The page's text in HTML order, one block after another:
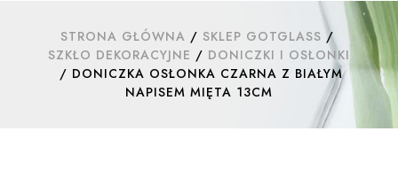
STRONA GŁÓWNA / SKLEP GOTGLASS /
SZKŁO DEKORACYJNE / DONICZKI I OSŁONKI
/ DONICZKA OSŁONKA CZARNA Z BIAŁYM
NAPISEM MIĘTA 13CM